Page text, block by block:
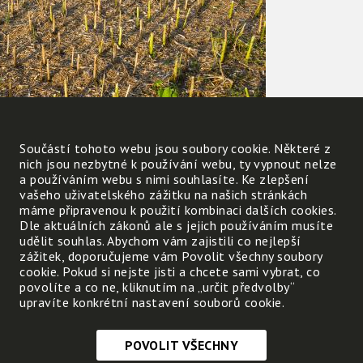
Co na poli zůstává, když se
sklidí pšenice?
Co na poli zůstává, když se
sklidí brambory?
Na poli po obilí zbyde
zbyde
obdělávání půdy a
získávání potravy pro lidi?
Součástí tohoto webu jsou soubory cookie. Některé z
nich jsou nezbytné k používání webu, ty vypnout nelze
a používáním webu s nimi souhlasíte. Ke zlepšení
vašeho uživatelského zážitku na našich stránkách
máme připravenou k použití kombinaci dalších cookies.
Dle aktuálních zákonů ale s jejich používáním musíte
udělit souhlas. Abychom vám zajistili co nejlepší
zážitek, doporučujeme vám Povolit všechny soubory
cookie. Pokud si nejste jisti a chcete sami vybrat, co
povolíte a co ne, kliknutím na „určit předvolby“
upravíte konkrétní nastavení souborů cookie.
POVOLIT VŠECHNY